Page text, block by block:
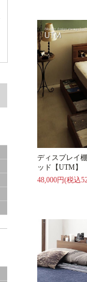
ディスプレイ
ッド【UTM】
48,000円(税込